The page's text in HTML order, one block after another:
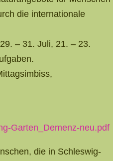
die internationale
– 31. Juli, 21. – 23.
Garten_Demenz-neu.pdf
die in Schleswig-